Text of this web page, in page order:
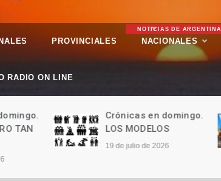
PROVINCIALES NACIONALES
NOTICIAS DE ARGENTINA
RADIO ON LINE
Crónicas en domingo.
LOS MODELOS
19 de julio de 2026